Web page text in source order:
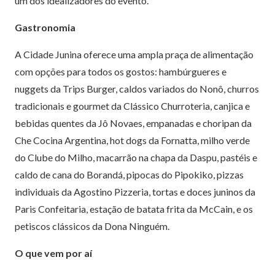
Gastronomia
A Cidade Junina oferece uma ampla praça de alimentação
com opções para todos os gostos: hambúrgueres e
nuggets da Trips Burger, caldos variados do Nonô, churros
tradicionais e gourmet da Clássico Churroteria, canjica e
bebidas quentes da Jô Novaes, empanadas e choripan da
Che Cocina Argentina, hot dogs da Fornatta, milho verde
do Clube do Milho, macarrão na chapa da Daspu, pastéis e
caldo de cana do Borandá, pipocas do Pipokiko, pizzas
individuais da Agostino Pizzeria, tortas e doces juninos da
Paris Confeitaria, estação de batata frita da McCain, e os
petiscos clássicos da Dona Ninguém.
O que vem por aí